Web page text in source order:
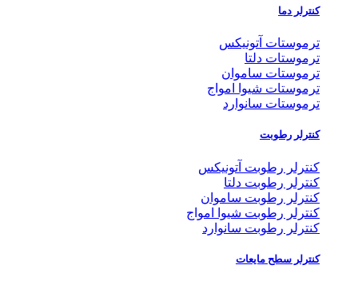
کنترلر دما
ترموستات آتونیکس
ترموستات دلتا
ترموستات ساموان
ترموستات شیوا امواج
ترموستات سانوارد
کنترلر رطوبت
کنترلر رطوبت آتونیکس
کنترلر رطوبت دلتا
کنترلر رطوبت ساموان
کنترلر رطوبت شیوا امواج
کنترلر رطوبت سانوارد
کنترلر سطح مایعات